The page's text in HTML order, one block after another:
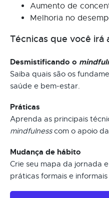
Aumento de
Melhoria no
Técnicas que você irá
Desmistificando o
Saiba quais são os
saúde e bem-estar.
Práticas
Aprenda as principais
mindfulnesscom o apoio
Mudança de hábito
Crie seu mapa da jornada
práticas formais e